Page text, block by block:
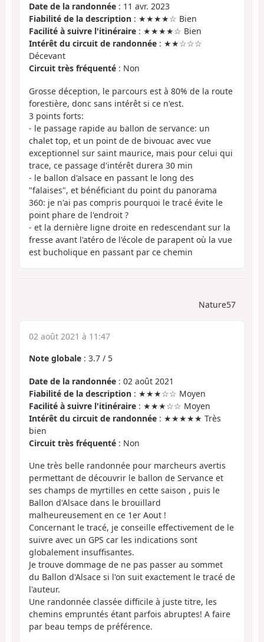
Date de la randonnée : 11 avr. 2023
Fiabilité de la description : ★★★★☆ Bien
Facilité à suivre l'itinéraire : ★★★★☆ Bien
Intérêt du circuit de randonnée : ★★☆☆☆
Décevant
Circuit très fréquenté : Non
Grosse déception, le parcours est à 80% de la route
forestière, donc sans intérêt si ce n'est.
3 points forts:
- le passage rapide au ballon de servance: un
chalet top, et un point de de bivouac avec vue
exceptionnel sur saint maurice, mais pour celui qui
trace, ce passage d'intérêt durera 30 min
- le ballon d'alsace en passant le long des
"falaises", et bénéficiant du point du panorama
360: je n'ai pas compris pourquoi le tracé évite le
point phare de l'endroit ?
- et la dernière ligne droite en redescendant sur la
fresse avant l'atéro de l'école de parapent où la vue
est bucholique en passant par ce chemin
Nature57
02 août 2021 à 11:47
Note globale : 3.7 / 5
Date de la randonnée : 02 août 2021
Fiabilité de la description : ★★★☆☆ Moyen
Facilité à suivre l'itinéraire : ★★★☆☆ Moyen
Intérêt du circuit de randonnée : ★★★★★ Très
bien
Circuit très fréquenté : Non
Une très belle randonnée pour marcheurs avertis
permettant de découvrir le ballon de Servance et
ses champs de myrtilles en cette saison , puis le
Ballon d'Alsace dans le brouillard
malheureusement en ce 1er Aout !
Concernant le tracé, je conseille effectivement de le
suivre avec un GPS car les indications sont
globalement insuffisantes.
Je trouve dommage de ne pas passer au sommet
du Ballon d'Alsace si l'on suit exactement le tracé de
l'auteur.
Une randonnée classée difficile à juste titre, les
chemins empruntés étant parfois abruptes! A faire
par beau temps de préférence.